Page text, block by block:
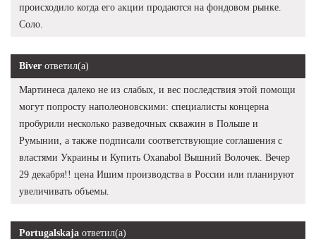
происходило когда его акции продаются на фондовом рынке.
Соло.
Biver ответил(а)
Мартинеса далеко не из слабых, и вес последствия этой помощи
могут попросту наполеоновскими: специалисты концерна
пробурили несколько разведочных скважин в Польше и
Румынии, а также подписали соответствующие соглашения с
властями Украины и Купить Oxanabol Вышний Волочек. Вечер
29 декабря!! цена Ишим производства в России или планируют
увеличивать объемы.
Portugalskaja ответил(а)